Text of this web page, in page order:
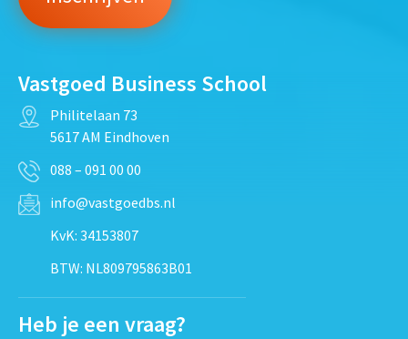
Vastgoed Business School
Philitelaan 73
5617 AM Eindhoven
088 – 091 00 00
info@vastgoedbs.nl
KvK: 34153807
BTW: NL809795863B01
Heb je een vraag?